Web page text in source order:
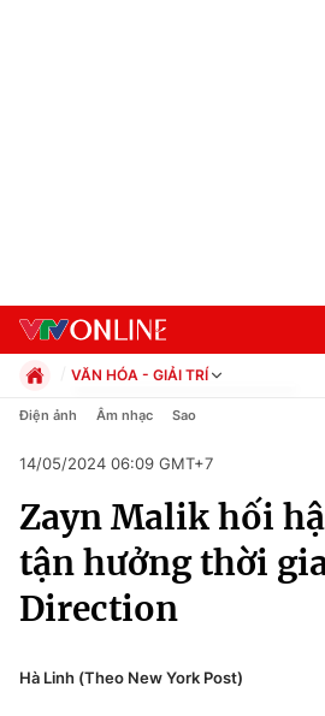
Chuyên mục
Chính trị
Xã hội
Pháp luật
VĂN HÓA - GIẢI TRÍ
Chính trị
Pháp luật
Kinh tế
Thể thao
Truyền hình
Văn hóa - Giải trí
Công nghệ
Điện ảnh Âm nhạc Sao
14/05/2024 06:09 GMT+7
Zayn Malik hối
tận hưởng thời
Direction
Hà Linh (Theo New York Post)